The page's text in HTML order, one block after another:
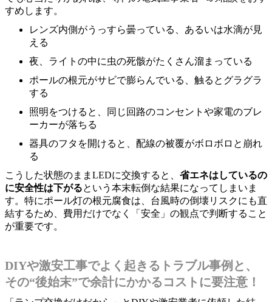
すめします。
レンズ内側がうっすら曇っている、あるいは水滴が見
える
夜、ライトの中に虫の死骸がたくさん溜まっている
ポールの根元がサビで膨らんでいる、触るとグラグラ
する
照明をつけると、同じ回路のコンセントや家電のブレ
ーカーが落ちる
器具のフタを開けると、配線の被覆がボロボロと崩れ
る
こうした状態のままLEDに交換すると、 省エネはしているの
に安全性は下がるという本末転倒な結果になってしまいま
す。特にポール灯の根元腐食は、台風時の倒壊リスクにも直
結するため、費用だけでなく「安全」の観点で判断すること
が重要です。
DIYや激安工事でよく起きるトラブル事例と、
その“後始末”で余計にかかるコストに要注意！